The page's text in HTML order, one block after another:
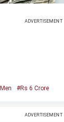
ADVERTISEMENT
#Rs 6 Crore
ADVERTISEMENT